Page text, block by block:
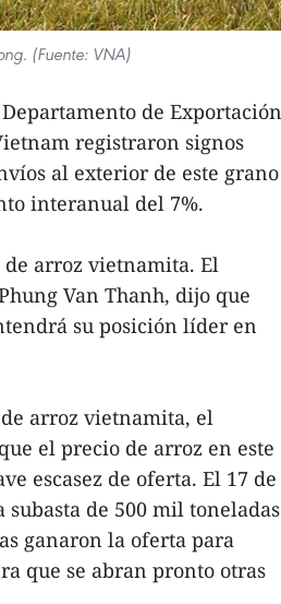
(Fuente: VNA)
de Exportación
registraron signos
al exterior de este grano
interanual del 7%.
arroz vietnamita. El
Van Thanh, dijo que
su posición líder en
arroz vietnamita, el
el precio de arroz en este
escasez de oferta. El 17 de
de 500 mil toneladas
ganaron la oferta para
que se abran pronto otras